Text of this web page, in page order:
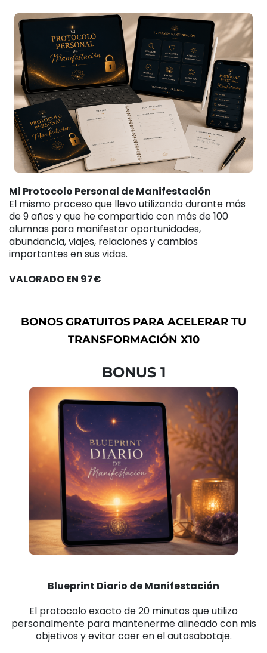
Mi Protocolo Personal de Manifestación
El mismo proceso que llevo utilizando durante más
de 9 años y que he compartido con más de 100
alumnas para manifestar oportunidades,
abundancia, viajes, relaciones y cambios
importantes en sus vidas.
VALORADO EN 97€
BONOS GRATUITOS PARA ACELERAR TU
TRANSFORMACIÓN X10
BONUS 1
Blueprint Diario de Manifestación
El protocolo exacto de 20 minutos que utilizo
personalmente para mantenerme alineado con mis
objetivos y evitar caer en el autosabotaje.